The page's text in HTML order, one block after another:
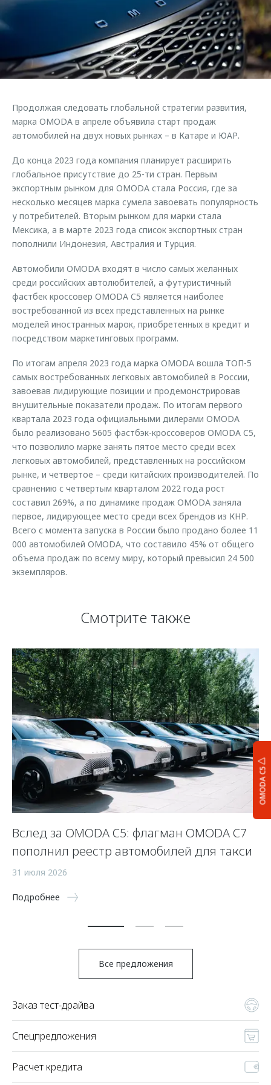
Страхование
Кредитный калькулятор
Аксессуары
Одежда и сувениры
Запчасти
Трейд-ин
Калькулятор трейд-ин
Клиентская поддержка
Клуб владельцев OMODA
Приложение O&J
Одежда и сувениры
Оригинальные аксессуары
Запчасти
OMODA C5
Продолжая следовать глобальной стратегии развития,
марка OMODA в апреле объявила старт продаж
автомобилей на двух новых рынках – в Катаре и ЮАР.
До конца 2023 года компания планирует расширить
глобальное присутствие до 25-ти стран. Первым
экспортным рынком для OMODA стала Россия, где за
несколько месяцев марка сумела завоевать популярность
у потребителей. Вторым рынком для марки стала
Мексика, а в марте 2023 года список экспортных стран
пополнили Индонезия, Австралия и Турция.
Автомобили OMODA входят в число самых желанных
среди российских автолюбителей, а футуристичный
фастбек кроссовер OMODA C5 является наиболее
востребованной из всех представленных на рынке
моделей иностранных марок, приобретенных в кредит и
посредством маркетинговых программ.
По итогам апреля 2023 года марка OMODA вошла ТОП-5
самых востребованных легковых автомобилей в России,
завоевав лидирующие позиции и продемонстрировав
внушительные показатели продаж. По итогам первого
квартала 2023 года официальными дилерами OMODA
было реализовано 5605 фастбэк-кроссоверов OMODA C5,
что позволило марке занять пятое место среди всех
легковых автомобилей, представленных на российском
рынке, и четвертое – среди китайских производителей. По
сравнению с четвертым кварталом 2022 года рост
составил 269%, а по динамике продаж OMODA заняла
первое, лидирующее место среди всех брендов из КНР.
Всего с момента запуска в России было продано более 11
000 автомобилей OMODA, что составило 45% от общего
объема продаж по всему миру, который превысил 24 500
экземпляров.
Смотрите также
Вслед за OMODA C5: флагман OMODA C7
пополнил реестр автомобилей для такси
31 июля 2026
Подробнее
Все предложения
Заказ тест-драйва
Спецпредложения
Расчет кредита